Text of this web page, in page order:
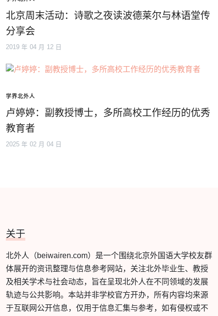
北京周末活动：诗歌之夜读波德莱尔与林语堂传
分享会
2019 年 04 月 12 日
学界北外人
卢婷婷：副教授博士，多所高校工作经历的优秀
教育者
2025 年 02 月 04 日
关于
北外人（beiwairen.com）是一个围绕北京外国语大学校友群
体展开的资讯整理与信息参考网站，关注北外毕业生、教授
及相关学术与社会动态，旨在呈现北外人在不同领域的发展
轨迹与公共影响。本站并非学校官方开办，所有内容均来源
于互联网公开信息，仅用于信息汇集与参考，如有侵权或不